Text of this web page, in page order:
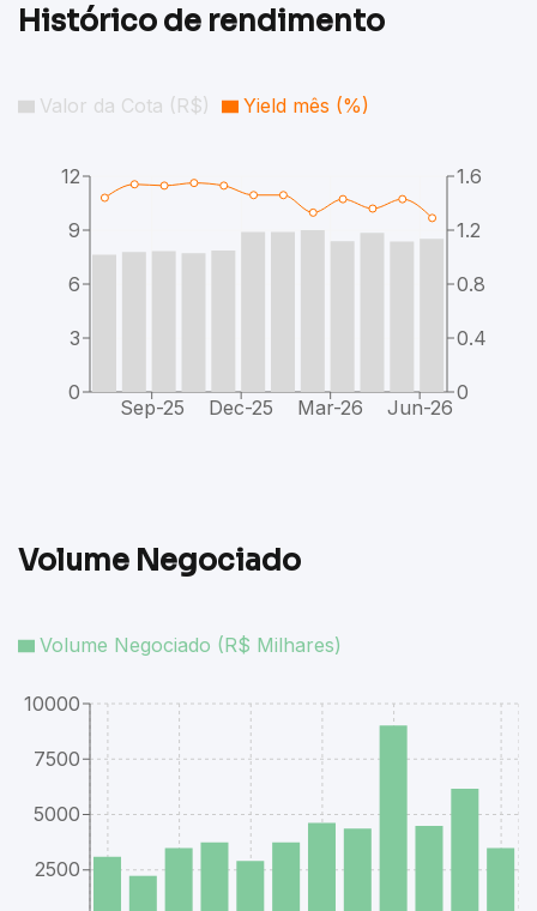
Histórico de rendimento
Sep-25 Dec-25 Mar-26 Jun-26
0
3
6
9
12
0
0.4
0.8
1.2
1.6
Valor da Cota (R$) Yield mês (%)
Volume Negociado
2500
5000
7500
10000
Volume Negociado (R$ Milhares)